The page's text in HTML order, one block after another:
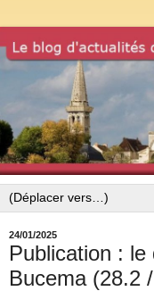
24/01/2025
Publication : le
Bucema (28.2